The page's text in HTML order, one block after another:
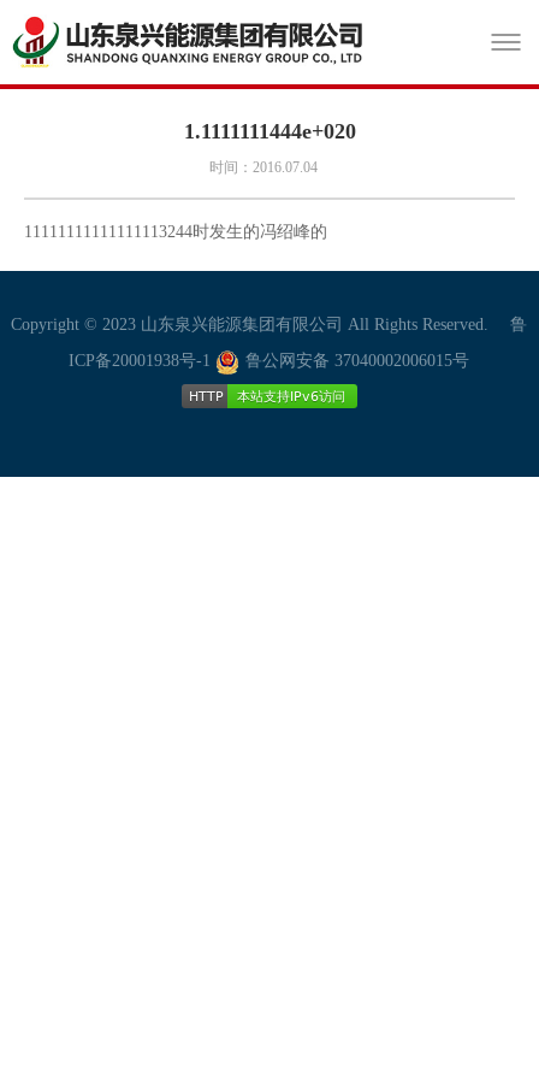
1.1111111444e+020
时间：2016.07.04
11111111111111113244时发生的冯绍峰的
Copyright © 2023 山东泉兴能源集团有限公司 All Rights Reserved.鲁
ICP备20001938号-1
鲁公网安备 37040002006015号
HTTP
HTTP 本站支持IPv6访问
本站支持IPv6访问